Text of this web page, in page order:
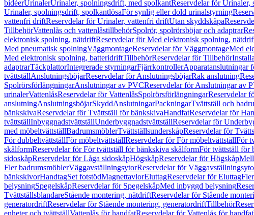
bidéerUrinalerUrinaler, spolningsdrift, med spolkantReservdelar för Urinaler,
Urinaler, spolningsdrift, spolkantlösaFör synlig eller dold urinalstyrning
vattenfri driftReservdelar för Urinaler, vattenfri driftUtan skyddskåpa
TillbehörVattenlås och vattenlåstillbehörSpolrör, spolrörsböjar och adaptrar
elektronisk spolning, nätdriftReservdelar för Med elektronisk spolning,
Med pneumatisk spolningVäggmontageReservdelar för VäggmontageMed
Med elektronisk spolning, batteridriftTillbehörReservdelar för Tillbehör
adaptrarTäckplattorIntegrerade styrningarFjärrkontrollerApparatanslutningar
tvättställAnslutningsböjarReservdelar för AnslutningsböjarRak anslutning
SpolrörsförlängningarAnslutningar av PVCReservdelar för Anslutningar av
urinalerVattenlåsReservdelar för VattenlåsSpolrörsförlängningarReservdelar
anslutningAnslutningsböjarSkyddAnslutningarPackningarTvättställ och
bänkskivaReservdelar för Tvättställ för bänkskivaHandfatReservdelar för
tvättställInbyggnadstvättställUnderbyggnadstvättställReservdelar för
med möbeltvättställBadrumsmöblerTvättställsunderskåpReservdelar för
För dubbeltvättställFör möbeltvättställReservdelar för För möbeltvättställFör
skålformReservdelar för För tvättställ för bänkskiva skålformFör tvättställ för
sidoskåpReservdelar för Låga sidoskåpHögskåpReservdelar för Högskåp
Fler badrumsmöblerVäggavställningsytorReservdelar för
bänkskivorHandtagSet fotstödMagnettavlorEluttagReservdelar för Eluttag
belysningSpegelskåpReservdelar för SpegelskåpMed inbyggd belysning
TvättställsblandareStående montering, nätdriftReservdelar för Stående
generatordriftReservdelar för Stående montering, generatordriftTillbehör
enheter och tvättställVattenlås för handfatReservdelar för Vattenlås för handfat